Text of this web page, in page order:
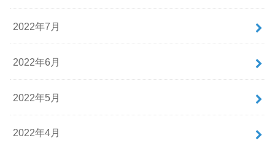
2022年7月
2022年6月
2022年5月
2022年4月